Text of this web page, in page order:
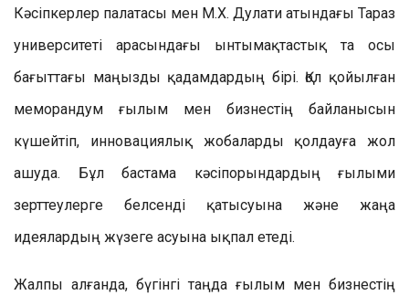
Кәсіпкерлер палатасы мен М.Х. Дулати атындағы Тараз
университеті арасындағы ынтымақтастық та осы
бағыттағы маңызды қадамдардың бірі. Қол қойылған
меморандум ғылым мен бизнестің байланысын
күшейтіп, инновациялық жобаларды қолдауға жол
ашуда. Бұл бастама кәсіпорындардың ғылыми
зерттеулерге белсенді қатысуына және жаңа
идеялардың жүзеге асуына ықпал етеді.
Жалпы алғанда, бүгінгі таңда ғылым мен бизнестің